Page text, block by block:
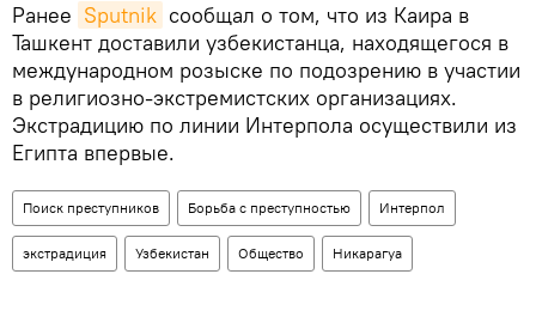
Ранее Sputnik сообщал о том, что из Каира в
Ташкент доставили узбекистанца, находящегося в
международном розыске по подозрению в участии
в религиозно-экстремистских организациях.
Экстрадицию по линии Интерпола осуществили из
Египта впервые.
Поиск преступников Борьба с преступностью Интерпол
экстрадиция Узбекистан Общество Никарагуа